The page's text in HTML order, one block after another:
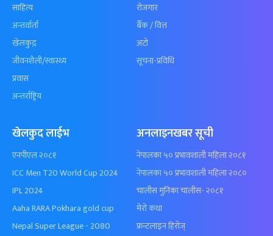
साहित्य
अन्तर्वार्ता
खेलकुद़़
जीवनशैली/स्वास्थ्य
प्रवास
अन्तर्राष्ट्रिय
रोजगार
बैँक / वित्त
अटो
सूचना-प्रविधि
खेलकुद लाईभ
एनपीएल २०८१
ICC Men T20 World Cup 2024
IPL 2024
Aaha RARA Pokhara gold cup
Nepal Super League - 2080
अनलाइनखबर सूची
नेपालका ५० प्रभावशाली महिला २०८१
नेपालका ५० प्रभावशाली महिला २०८०
चालीस मुनिका चालीस- २०८१
मेरो कथा
फ्रन्टलाइन हिरोज्